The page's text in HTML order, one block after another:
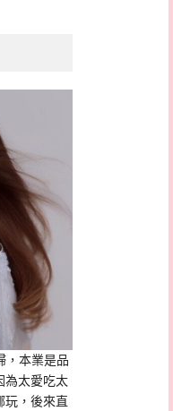
，本業是品
為太愛吃太
玩，後來直